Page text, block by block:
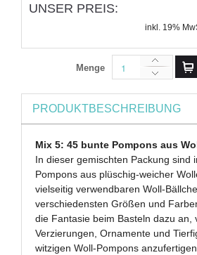
UNSER PREIS:
inkl. 19%
Menge
PRODUKTBESCHREIBUNG
Mix 5: 45 bunte Pompons aus
In dieser gemischten Packung sind
Pompons aus plüschig-weicher
vielseitig verwendbaren Woll-
verschiedensten Größen und
die Fantasie beim Basteln dazu an,
Verzierungen, Ornamente und
witzigen Woll-Pompons